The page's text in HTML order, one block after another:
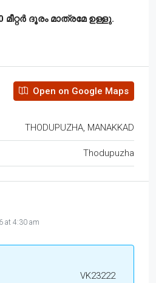
ദൂരം മാത്രമേ ഉള്ളു.
Open on Google Maps
THODUPUZHA, MANAKKAD
Thodupuzha
at 4:30 am
VK23222